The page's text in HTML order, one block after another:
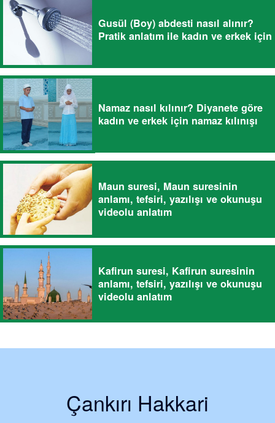
Gusül (Boy) abdesti nasıl alınır?
Pratik anlatım ile kadın ve erkek için
Namaz nasıl kılınır? Diyanete göre
kadın ve erkek için namaz kılınışı
Maun suresi, Maun suresinin
anlamı, tefsiri, yazılışı ve okunuşu
videolu anlatım
Kafirun suresi, Kafirun suresinin
anlamı, tefsiri, yazılışı ve okunuşu
videolu anlatım
Çankırı Hakkari